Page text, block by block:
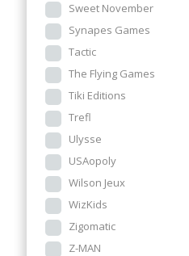
Sweet November
Synapes Games
Tactic
The Flying Games
Tiki Editions
Trefl
Ulysse
USAopoly
Wilson Jeux
WizKids
Zigomatic
Z-MAN